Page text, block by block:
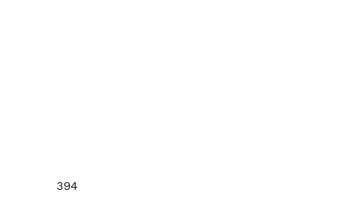
interactuar con los cachorros si su edad lo permite. Será
394